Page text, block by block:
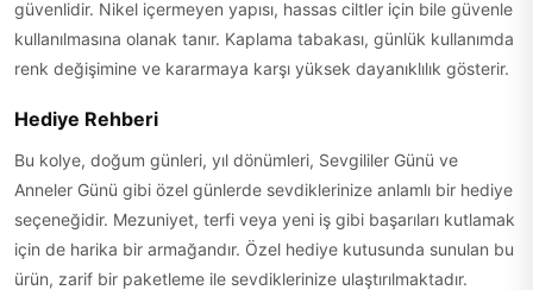
güvenlidir. Nikel içermeyen yapısı, hassas ciltler için bile güvenle
kullanılmasına olanak tanır. Kaplama tabakası, günlük kullanımda
renk değişimine ve kararmaya karşı yüksek dayanıklılık gösterir.
Hediye Rehberi
Bu kolye, doğum günleri, yıl dönümleri, Sevgililer Günü ve
Anneler Günü gibi özel günlerde sevdiklerinize anlamlı bir hediye
seçeneğidir. Mezuniyet, terfi veya yeni iş gibi başarıları kutlamak
için de harika bir armağandır. Özel hediye kutusunda sunulan bu
ürün, zarif bir paketleme ile sevdiklerinize ulaştırılmaktadır.